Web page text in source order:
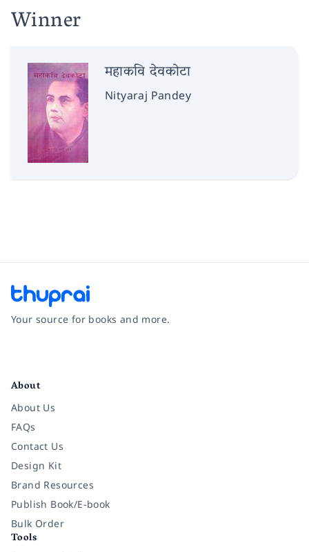
Winner
महाकवि देवकोटा
Nityaraj Pandey
Your source for books and more.
About
About Us
FAQs
Contact Us
Design Kit
Brand Resources
Publish Book/E-book
Bulk Order
Tools